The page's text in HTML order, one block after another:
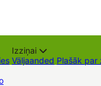
Izziņai
Väljaanded Plašāk par